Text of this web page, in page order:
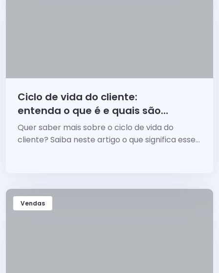
Ciclo de vida do cliente:
entenda o que é e quais são
suas etapas
Quer saber mais sobre o ciclo de vida do
cliente? Saiba neste artigo o que significa esse
Vendas